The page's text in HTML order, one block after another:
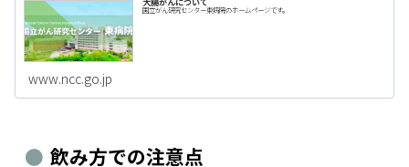
国立がん研究センター東病院のホームページです。
www.ncc.go.jp
飲み方での注意点